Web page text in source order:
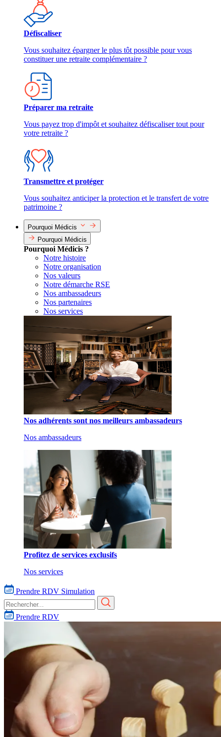
Défiscaliser
Vous souhaitez épargner le plus tôt possible pour vous
constituer une retraite complémentaire ?
Préparer ma retraite
Vous payez trop d'impôt et souhaitez défiscaliser tout pour
votre retraite ?
Transmettre et protéger
Vous souhaitez anticiper la protection et le transfert de votre
patrimoine ?
Pourquoi Médicis
Pourquoi Médicis
Pourquoi Médicis ?
Notre histoire
Notre organisation
Nos valeurs
Notre démarche RSE
Nos ambassadeurs
Nos partenaires
Nos services
Nos adhérents sont nos meilleurs ambassadeurs
Nos ambassadeurs
Profitez de services exclusifs
Nos services
Prendre RDV Simulation
Prendre RDV